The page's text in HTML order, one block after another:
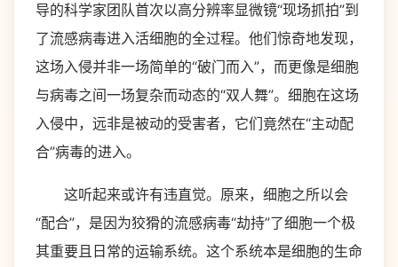
导的科学家团队首次以高分辨率显微镜“现场抓拍”到
了流感病毒进入活细胞的全过程。他们惊奇地发现，
这场入侵并非一场简单的“破门而入”，而更像是细胞
与病毒之间一场复杂而动态的“双人舞”。细胞在这场
入侵中，远非是被动的受害者，它们竟然在“主动配
合”病毒的进入。
这听起来或许有违直觉。原来，细胞之所以会
“配合”，是因为狡猾的流感病毒“劫持”了细胞一个极
其重要且日常的运输系统。这个系统本是细胞的生命